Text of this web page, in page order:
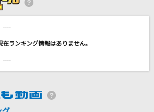
丘に
----
----
----